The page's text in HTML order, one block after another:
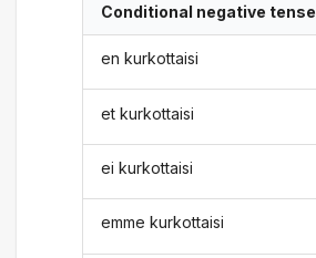
Conditional negative tense
en kurkottaisi
et kurkottaisi
ei kurkottaisi
emme kurkottaisi